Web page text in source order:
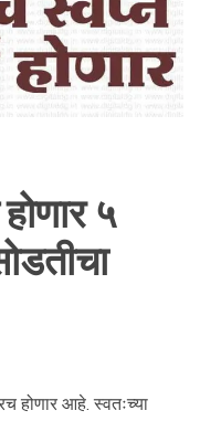
५
होणार आहे. स्वतःच्या